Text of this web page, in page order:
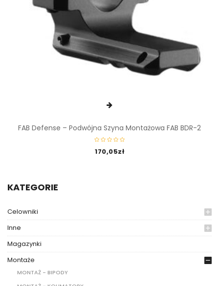
KATEGORIE
Celowniki
Inne
Magazynki
Montaże
MONTAŻ - BIPODY
FAB Defense – Podwójna Szyna Montażowa FAB BDR-2
170,05zł